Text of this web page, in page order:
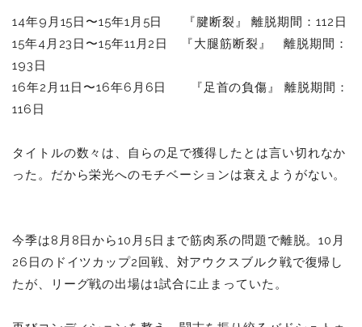
14年9月15日〜15年1月5日 『腱断裂』 離脱期間：112日
15年4月23日〜15年11月2日 『大腿筋断裂』 離脱期間：
193日
16年2月11日〜16年6月6日 『足首の負傷』 離脱期間：
116日
タイトルの数々は、自らの足で獲得したとは言い切れなか
った。だから栄光へのモチベーションは衰えようがない。
今季は8月8日から10月5日まで筋肉系の問題で離脱。10月
26日のドイツカップ2回戦、対アウクスブルク戦で復帰し
たが、リーグ戦の出場は1試合に止まっていた。